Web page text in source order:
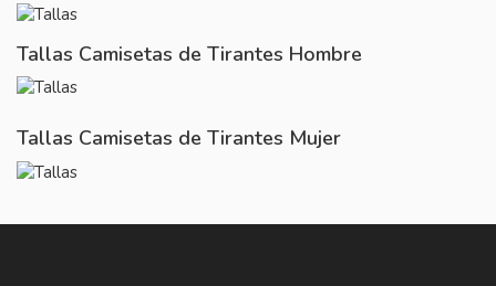
Tallas Camisetas de Tirantes Hombre
Tallas Camisetas de Tirantes Mujer